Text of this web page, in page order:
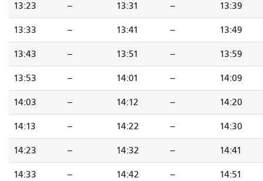
13:23 -- 13:31 -- 13:39
13:33 -- 13:41 -- 13:49
13:43 -- 13:51 -- 13:59
13:53 -- 14:01 -- 14:09
14:03 -- 14:12 -- 14:20
14:13 -- 14:22 -- 14:30
14:23 -- 14:32 -- 14:41
14:33 -- 14:42 -- 14:51